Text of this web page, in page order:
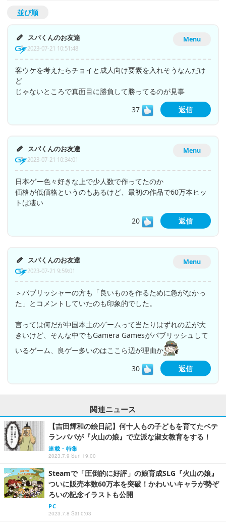
並び順
Menu
スパくんのお友達
2023-07-21 10:51:48
客ウケを考えたらチョイと成人向け要素を入れそうなんだけ
ど
じゃないところで真面目に勝負して勝ってるのが見事
37
返信
Menu
スパくんのお友達
2023-07-21 10:34:01
日本ゲー色々好きな上で少人数で作ってたのか
価格が低価格というのもあるけど、最初の作品で60万本ヒッ
トは凄い
20
返信
Menu
スパくんのお友達
2023-07-21 9:59:01
＞パブリッシャーの方も「良いものを作るために急がなかっ
た」とコメントしていたのも印象的でした。
言っては何だが中国本土のゲームって当たりはずれの差が大
きいけど、そんな中でもGamera Gamesがパブリッシュして
いるゲーム、良ゲー多いのはここら辺が理由か
30
返信
関連ニュース
【吉田輝和の絵日記】何十人もの子どもを育てたベテ
ランパパが『火山の娘』で立派な淑女教育をする！
連載・特集
2023.7.9 Sun 19:00
Steamで「圧倒的に好評」の娘育成SLG『火山の娘』
ついに販売本数60万本を突破！かわいいキャラが勢ぞ
ろいの記念イラストも公開
PC
2023.7.8 Sat 0:03